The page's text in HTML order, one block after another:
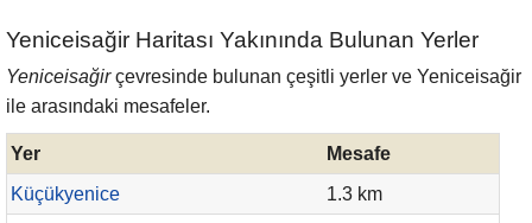
Yeniceisağir Haritası Yakınında Bulunan Yerler
Yeniceisağirçevresinde bulunan çeşitli yerler ve Yeniceisağir
ile arasındaki mesafeler.
Yer
Mesafe
Küçükyenice
1.3 km